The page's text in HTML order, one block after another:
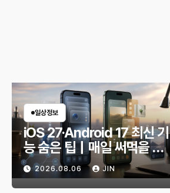
일상정보
iOS 27·Android 17 최신 기
능 숨은 팁｜매일 써먹을 만
한 기능만 골랐다
2026.08.06 JIN